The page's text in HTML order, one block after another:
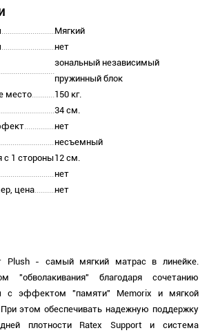
Мягкий
нет
зональный независимый
пружинный блок
место
150 кг.
34 см.
нет
несъемный
с 1 стороны12 см.
нет
цена
нет
Plush - самый мягкий матрас в линейке.
"обволакивания" благодаря сочетанию
с эффектом "памяти" Memorix и мягкой
этом обеспечивать надежную поддержку
плотности Ratex Support и система